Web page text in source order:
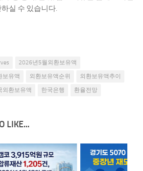
실 수 있습니다.
2026년5월외환보유액
보유액 외환보유액순위
외환보유액추이
외환보유액 한국은행 환율전망
LIKE...